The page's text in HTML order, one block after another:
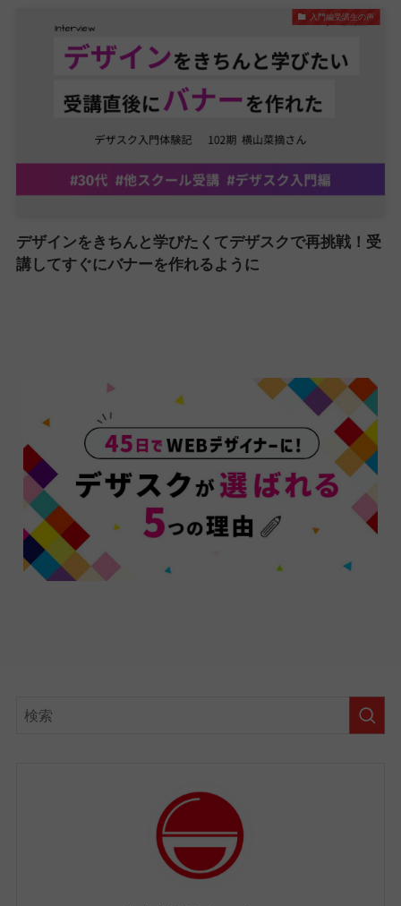
入門編受講生の声
デザインをきちんと学びたくてデザスクで再挑戦！受
講してすぐにバナーを作れるように